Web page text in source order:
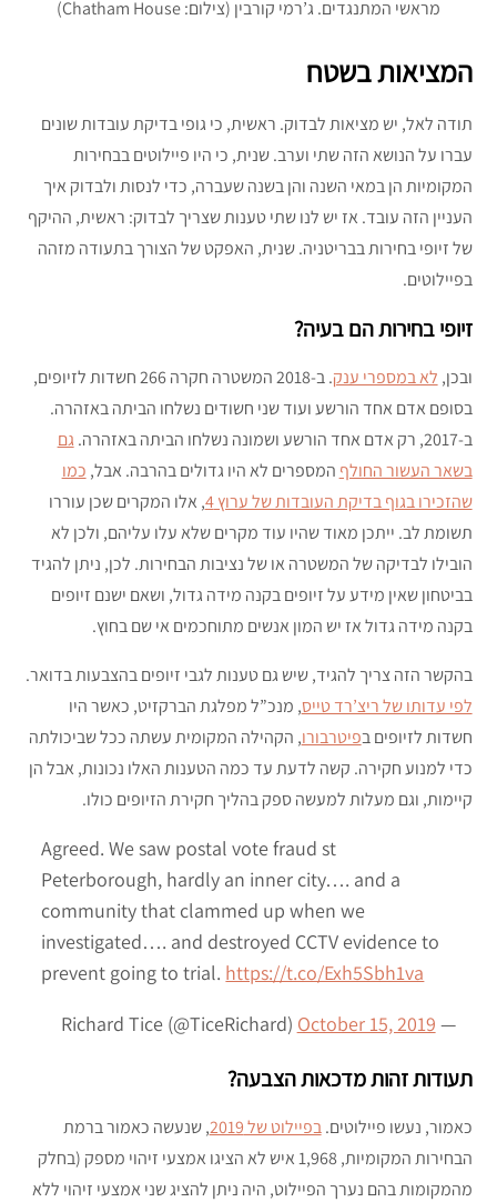
מראשי המתנגדים. ג’רמי קורבין (צילום: Chatham House)
המציאות בשטח
תודה לאל, יש מציאות לבדוק. ראשית, כי גופי בדיקת עובדות שונים
עברו על הנושא הזה שתי וערב. שנית, כי היו פיילוטים בבחירות
המקומיות הן במאי השנה והן בשנה שעברה, כדי לנסות ולבדוק איך
העניין הזה עובד. אז יש לנו שתי טענות שצריך לבדוק: ראשית, ההיקף
של זיופי בחירות בבריטניה. שנית, האפקט של הצורך בתעודה מזהה
בפיילוטים.
זיופי בחירות הם בעיה?
ובכן, לא במספרי ענק
. ב-2018 המשטרה חקרה 266 חשדות לזיופים,
בסופם אדם אחד הורשע ועוד שני חשודים נשלחו הביתה באזהרה.
ב-2017, רק אדם אחד הורשע ושמונה נשלחו הביתה באזהרה.
גם
בשאר העשור החולף המספרים לא היו גדולים בהרבה. אבל, כמו
שהזכירו בגוף בדיקת העובדות של ערוץ 4 , אלו המקרים שכן עוררו
תשומת לב. ייתכן מאוד שהיו עוד מקרים שלא עלו עליהם, ולכן לא
הובילו לבדיקה של המשטרה או של נציבות הבחירות. לכן, ניתן להגיד
בביטחון שאין מידע על זיופים בקנה מידה גדול, ושאם ישנם זיופים
בקנה מידה גדול אז יש המון אנשים מתוחכמים אי שם בחוץ.
בהקשר הזה צריך להגיד, שיש גם טענות לגבי זיופים בהצבעות בדואר.
לפי עדותו של ריצ’רד טייס, מנכ”ל מפלגת הברקזיט, כאשר היו
חשדות לזיופים בפיטרבורו, הקהילה המקומית עשתה ככל שביכולתה
כדי למנוע חקירה. קשה לדעת עד כמה הטענות האלו נכונות, אבל הן
קיימות, וגם מעלות למעשה ספק בהליך חקירת הזיופים כולו.
Agreed. We saw postal vote fraud st
Peterborough, hardly an inner city…. and a
community that clammed up when we
investigated…. and destroyed CCTV evidence to
prevent going to trial. https://t.co/Exh5Sbh1va
— Richard Tice (@TiceRichard)
October 15, 2019
תעודות זהות מדכאות הצבעה?
כאמור, נעשו פיילוטים.בפיילוט של 2019
, שנעשה כאמור ברמת
הבחירות המקומיות, 1,968 איש לא הציגו אמצעי זיהוי מספק (בחלק
מהמקומות בהם נערך הפיילוט, היה ניתן להציג שני אמצעי זיהוי ללא